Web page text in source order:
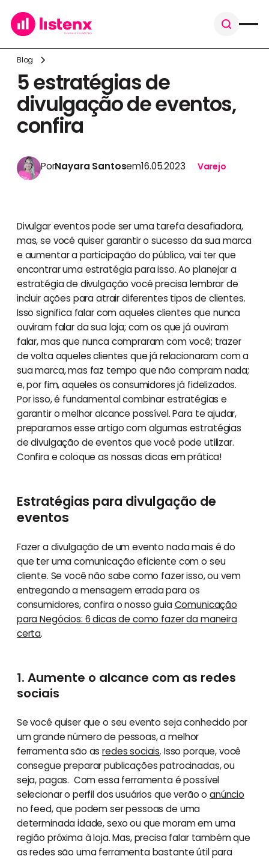
Blog
5 estratégias de
divulgação de eventos,
confira
PorNayara Santosem16.05.2023 Varejo
Divulgar eventos pode ser uma tarefa desafiadora,
mas, se você quiser garantir o sucesso da sua marca
e aumentar a participação do público, vai ter que
encontrar uma estratégia para isso. Ao planejar a
estratégia de divulgação você precisa lembrar de
incluir ações para atrair diferentes tipos de clientes.
Isso significa falar com aqueles clientes que nunca
ouviram falar da sua loja; com os que já ouviram
falar, mas que nunca compraram com você; trazer
de volta aqueles clientes que já relacionaram com a
sua marca, mas faz tempo que não compram nada;
e, por fim, aqueles os consumidores já fidelizados.
Por isso, é fundamental combinar estratégias e
garantir o melhor alcance possível. Para te ajudar,
preparamos esse artigo com algumas estratégias
de divulgação de eventos que você pode utilizar.
Confira e coloque as nossas dicas em prática!
Estratégias para divulgação de
eventos
Fazer a divulgação de um evento nada mais é do
que ter uma comunicação eficiente com o seu
cliente. Se você não sabe como fazer isso, ou vem
entregando a mensagem errada para os
consumidores, confira o nosso guiaComunicação
para Negócios: 6 dicas de como fazer da maneira
certa.
1. Aumente o alcance com as redes
sociais
Se você quiser que o seu evento seja conhecido por
um grande número de pessoas, a melhor
ferramenta são asredes sociais. Isso porque, você
consegue preparar publicações patrocinadas, ou
seja, pagas. Com essa ferramenta é possível
selecionar o perfil dos usuários que verão oanúncio
no feed, que podem ser pessoas de uma
determinada idade, sexo ou que moram em uma
região próxima à loja. Mas, precisa falar também que
as redes são uma ferramenta bastante útil para